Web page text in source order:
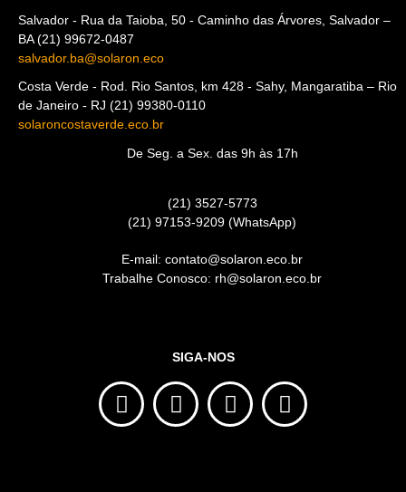
Salvador - Rua da Taioba, 50 - Caminho das Árvores, Salvador –
BA (21) 99672-0487
salvador.ba@solaron.eco
Costa Verde - Rod. Rio Santos, km 428 - Sahy, Mangaratiba – Rio
de Janeiro - RJ (21) 99380-0110
solaroncostaverde.eco.br
De Seg. a Sex. das 9h às 17h
(21) 3527-5773
(21) 97153-9209 (WhatsApp)
E-mail: contato@solaron.eco.br
Trabalhe Conosco: rh@solaron.eco.br
SIGA-NOS